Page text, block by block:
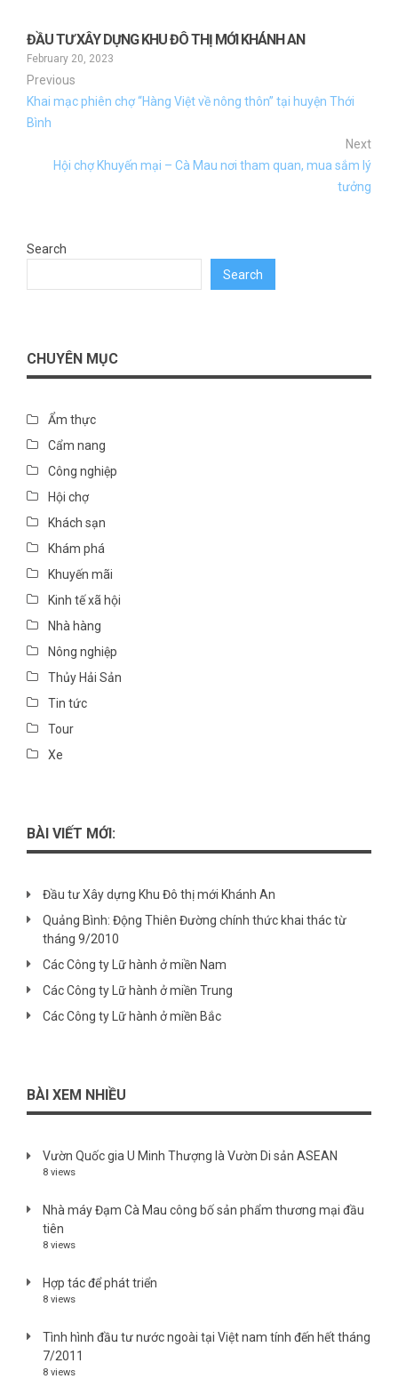
ĐẦU TƯ XÂY DỰNG KHU ĐÔ THỊ MỚI KHÁNH AN
February 20, 2023
Previous
Khai mạc phiên chợ “Hàng Việt về nông thôn” tại huyện Thới
Bình
Next
Hội chợ Khuyến mại – Cà Mau nơi tham quan, mua sắm lý
tưởng
Search
Search
CHUYÊN MỤC
Ẩm thực
Cẩm nang
Công nghiệp
Hội chợ
Khách sạn
Khám phá
Khuyến mãi
Kinh tế xã hội
Nhà hàng
Nông nghiệp
Thủy Hải Sản
Tin tức
Tour
Xe
BÀI VIẾT MỚI:
Đầu tư Xây dựng Khu Đô thị mới Khánh An
Quảng Bình: Động Thiên Đường chính thức khai thác từ
tháng 9/2010
Các Công ty Lữ hành ở miền Nam
Các Công ty Lữ hành ở miền Trung
Các Công ty Lữ hành ở miền Bắc
BÀI XEM NHIỀU
Vườn Quốc gia U Minh Thượng là Vườn Di sản ASEAN
8 views
Nhà máy Đạm Cà Mau công bố sản phẩm thương mại đầu
tiên
8 views
Hợp tác để phát triển
8 views
Tình hình đầu tư nước ngoài tại Việt nam tính đến hết tháng
7/2011
8 views